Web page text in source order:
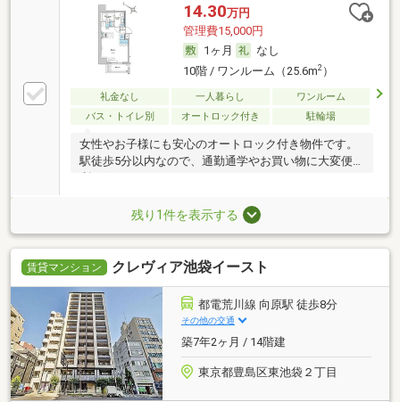
14.30万円
管理費15,000円
1ヶ月
なし
10階 / ワンルーム（25.6m2）
礼金なし 一人暮らし
ワンルーム
バス・トイレ別
オートロック付き 駐輪場
女性やお子様にも安心のオートロック付き物件です。
駅徒歩5分以内なので、通勤通学やお買い物に大変便
利！
残り1件を表示する
賃貸マンション クレヴィア池袋イースト
都電荒川線 向原駅 徒歩8分
その他の交通
築7年2ヶ月 / 14階建
東京都豊島区東池袋２丁目